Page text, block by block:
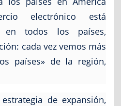
electrónico está
en todos los países,
cada vez vemos más
países» de la región,
de expansión,